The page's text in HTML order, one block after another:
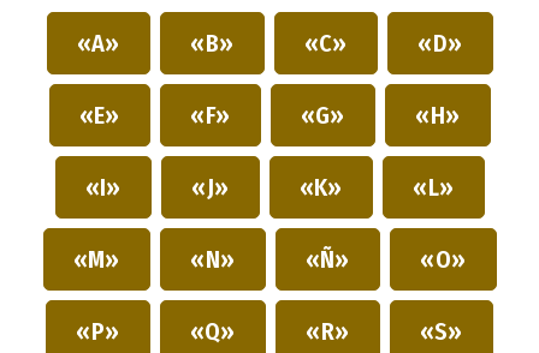
«A» «B» «C» «D»
«E» «F» «G» «H»
«I» «J» «K» «L»
«M» «N» «Ñ» «O»
«P» «Q» «R» «S»